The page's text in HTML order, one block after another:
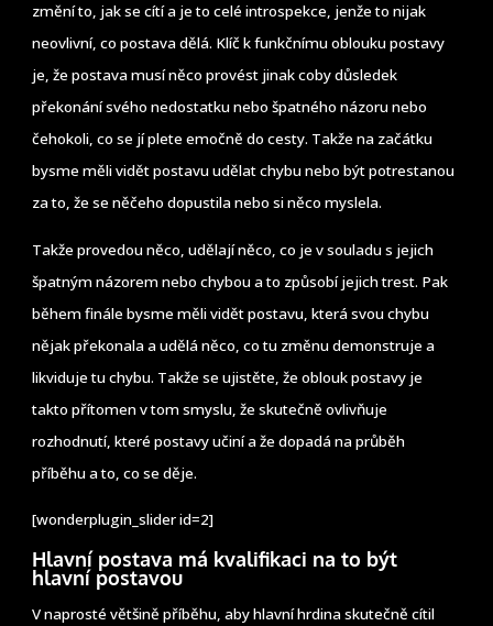
změní to, jak se cítí a je to celé introspekce, jenže to nijak
neovlivní, co postava dělá. Klíč k funkčnímu oblouku postavy
je, že postava musí něco provést jinak coby důsledek
překonání svého nedostatku nebo špatného názoru nebo
čehokoli, co se jí plete emočně do cesty. Takže na začátku
bysme měli vidět postavu udělat chybu nebo být potrestanou
za to, že se něčeho dopustila nebo si něco myslela.
Takže provedou něco, udělají něco, co je v souladu s jejich
špatným názorem nebo chybou a to způsobí jejich trest. Pak
během finále bysme měli vidět postavu, která svou chybu
nějak překonala a udělá něco, co tu změnu demonstruje a
likviduje tu chybu. Takže se ujistěte, že oblouk postavy je
takto přítomen v tom smyslu, že skutečně ovlivňuje
rozhodnutí, které postavy učiní a že dopadá na průběh
příběhu a to, co se děje.
[wonderplugin_slider id=2]
Hlavní postava má kvalifikaci na to být
hlavní postavou
V naprosté většině příběhu, aby hlavní hrdina skutečně cítil